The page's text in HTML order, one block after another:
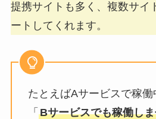
提携サイトも多く、複数サイ
ートしてくれます。
たとえばAサービスで稼働
「 Bサービスでも稼働し